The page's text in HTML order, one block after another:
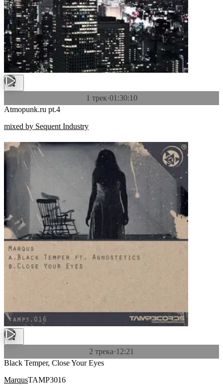
1 трек·01:30:10
Atmopunk.ru pt.4
mixed by Sequent Industry
2 трека·12:21
Black Temper, Close Your Eyes
MarqusTAMP3016